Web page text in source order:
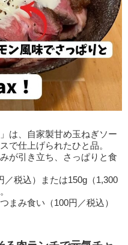
は、自家製甘め玉ねぎソー
で仕上げられたひと品。
が引き立ち、さっぱりと食
／税込）または150g（1,300
まみ食い（100円／税込）